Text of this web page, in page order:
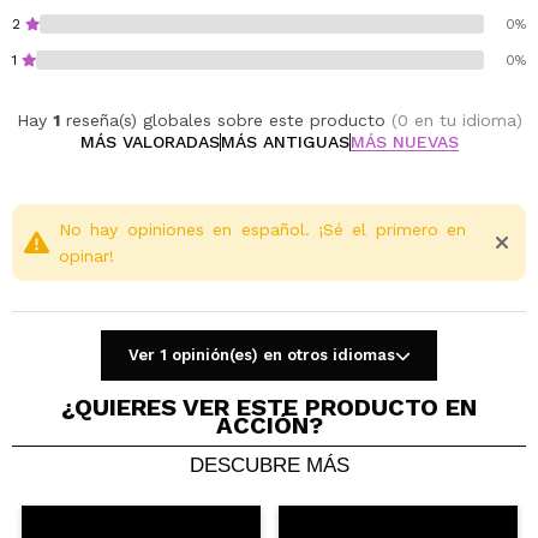
2 0%
1 0%
Hay 1reseña(s) globales sobre este producto (0 en tu idioma)
MÁS VALORADASMÁS ANTIGUASMÁS NUEVAS
Compartir un vídeo o una foto
Tu vídeo podría ser el primero. Imagínatelo...
No hay opiniones en español. ¡Sé el primero en
opinar!
Ver 1 opinión(es) en otros idiomas
¿QUIERES VER ESTE PRODUCTO EN
ACCIÓN?
DESCUBRE MÁS